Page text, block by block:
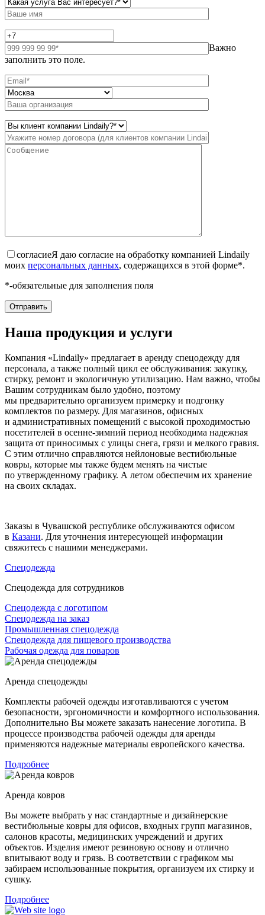
Важно
заполнить это поле.
согласиеЯ даю согласие на обработку компанией Lindaily
моих персональных данных, содержащихся в этой форме*.
*-обязательные для заполнения поля
Наша продукция и услуги
Компания «Lindaily» предлагает в аренду спецодежду для
персонала, а также полный цикл ее обслуживания: закупку,
стирку, ремонт и экологичную утилизацию. Нам важно, чтобы
Вашим сотрудникам было удобно, поэтому
мы предварительно организуем примерку и подгонку
комплектов по размеру. Для магазинов, офисных
и административных помещений с высокой проходимостью
посетителей в осенне-зимний период необходима надежная
защита от приносимых с улицы снега, грязи и мелкого гравия.
С этим отлично справляются нейлоновые вестибюльные
ковры, которые мы также будем менять на чистые
по утвержденному графику. А летом обеспечим их хранение
на своих складах.
Заказы в Чувашской республике обслуживаются офисом
в Казани. Для уточнения интересующей информации
свяжитесь с нашими менеджерами.
Спецодежда
Спецодежда для сотрудников
Спецодежда с логотипом
Спецодежда на заказ
Промышленная спецодежда
Спецодежда для пищевого производства
Рабочая одежда для поваров
Аренда спецодежды
Комплекты рабочей одежды изготавливаются с учетом
безопасности, эргономичности и комфортного использования.
Дополнительно Вы можете заказать нанесение логотипа. В
процессе производства рабочей одежды для аренды
применяются надежные материалы европейского качества.
Подробнее
Аренда ковров
Вы можете выбрать у нас стандартные и дизайнерские
вестибюльные ковры для офисов, входных групп магазинов,
салонов красоты, медицинских учреждений и других
объектов. Изделия имеют резиновую основу и отлично
впитывают воду и грязь. В соответствии с графиком мы
забираем использованные покрытия, организуем их стирку и
сушку.
Подробнее